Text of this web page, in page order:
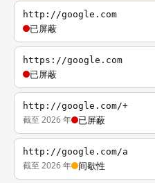
http://google.com
已屏蔽
https://google.com
已屏蔽
http://google.com/+
截至 2026 年 已屏蔽
http://google.com/a
截至 2026 年 间歇性